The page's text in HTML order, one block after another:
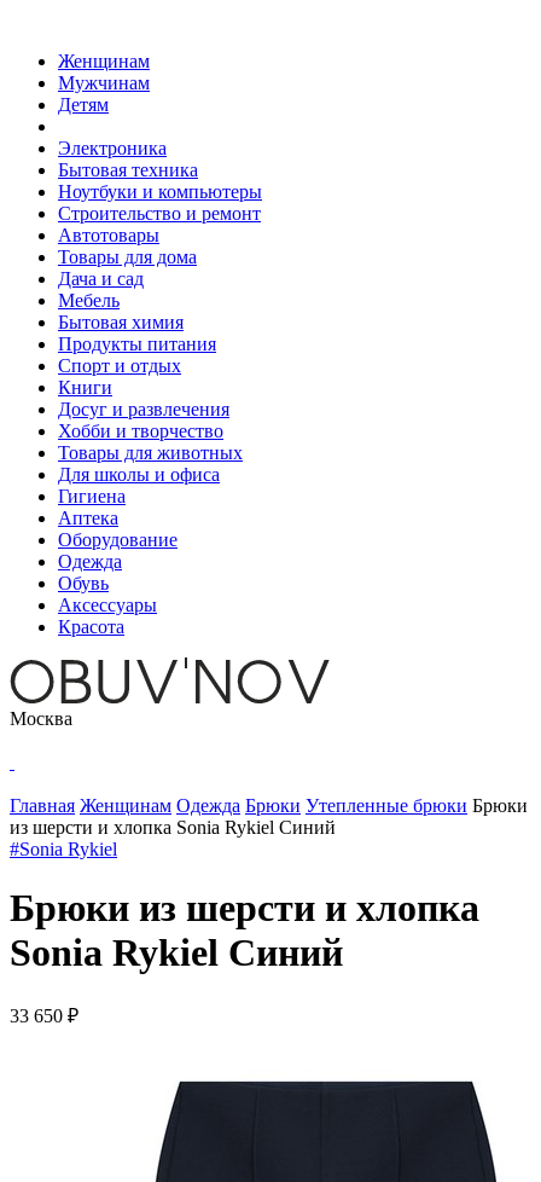
Женщинам
Мужчинам
Детям
Электроника
Бытовая техника
Ноутбуки и компьютеры
Строительство и ремонт
Автотовары
Товары для дома
Дача и сад
Мебель
Бытовая химия
Продукты питания
Спорт и отдых
Книги
Досуг и развлечения
Хобби и творчество
Товары для животных
Для школы и офиса
Гигиена
Аптека
Оборудование
Одежда
Обувь
Аксессуары
Красота
Москва
Главная Женщинам Одежда Брюки Утепленные брюки Брюки
из шерсти и хлопка Sonia Rykiel Синий
#Sonia Rykiel
Брюки из шерсти и хлопка
Sonia Rykiel Синий
33 650 ₽